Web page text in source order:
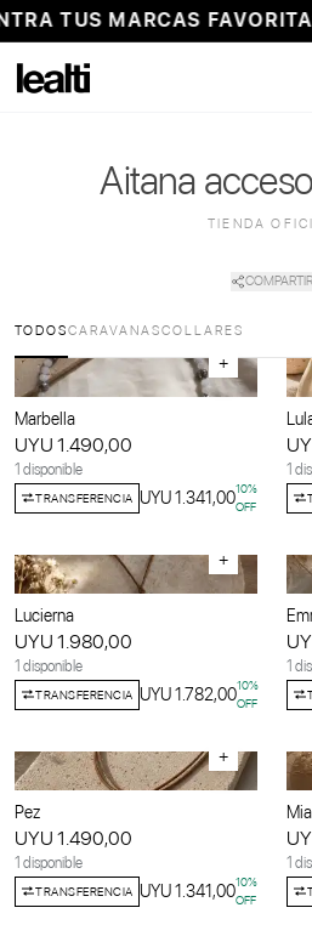
TUS MARCAS FAVORITAS
Aitana
TIENDA
COMPARTIR
TODOSCARAVANASCOLLARES
+
Marbella
UYU 1.490,00
1 disponible
TRANSFERENCIA UYU 1.341,0010%
OFF
1
+
Lucierna
UYU 1.980,00
1 disponible
TRANSFERENCIA UYU 1.782,0010%
OFF
1
+
Pez
UYU 1.490,00
1 disponible
TRANSFERENCIA UYU 1.341,0010%
OFF
Mia
1